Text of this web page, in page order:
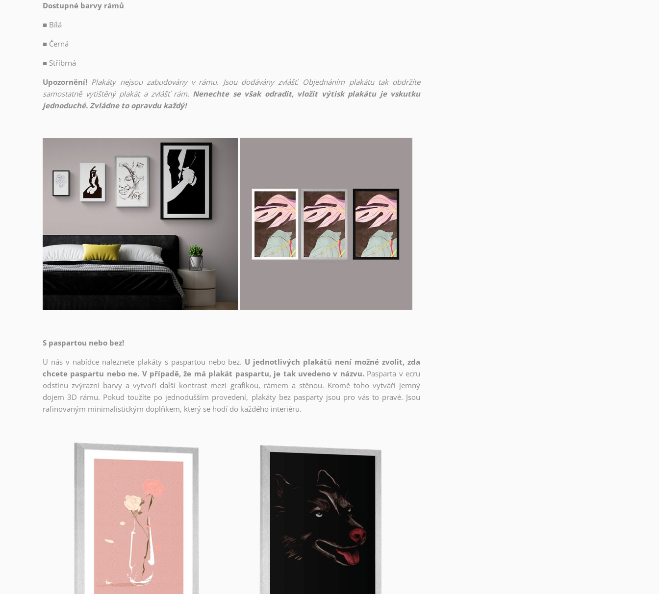
Dostupné barvy rámů
■ Bílá
■ Černá
■ Stříbrná
Upozornění! Plakáty nejsou zabudovány v rámu. Jsou dodávány zvlášť. Objednáním plakátu tak obdržíte
samostatně vytištěný plakát a zvlášť rám. Nenechte se však odradit, vložit výtisk plakátu je vskutku
jednoduché. Zvládne to opravdu každý!
S paspartou nebo bez!
U nás v nabídce naleznete plakáty s paspartou nebo bez. U jednotlivých plakátů není možné zvolit, zda
chcete paspartu nebo ne. V případě, že má plakát paspartu, je tak uvedeno v názvu. Pasparta v ecru
odstínu zvýrazní barvy a vytvoří další kontrast mezi grafikou, rámem a stěnou. Kromě toho vytváří jemný
dojem 3D rámu. Pokud toužíte po jednodušším provedení, plakáty bez pasparty jsou pro vás to pravé. Jsou
rafinovaným minimalistickým doplňkem, který se hodí do každého interiéru.